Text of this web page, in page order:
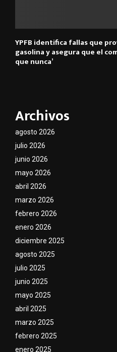
YPFB identifica fallas que
gasolina y asegura que el
que nunca’
Archivos
agosto 2026
julio 2026
junio 2026
mayo 2026
abril 2026
marzo 2026
febrero 2026
enero 2026
diciembre 2025
agosto 2025
julio 2025
junio 2025
mayo 2025
abril 2025
marzo 2025
febrero 2025
enero 2025